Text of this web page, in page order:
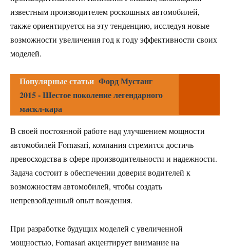
известным производителем роскошных автомобилей,
также ориентируется на эту тенденцию, исследуя новые
возможности увеличения год к году эффективности своих
моделей.
Популярные статьи Форд Мустанг
2015 - Шестое поколение легендарного
маскл-кара
В своей постоянной работе над улучшением мощности
автомобилей Fornasari, компания стремится достичь
превосходства в сфере производительности и надежности.
Задача состоит в обеспечении доверия водителей к
возможностям автомобилей, чтобы создать
непревзойденный опыт вождения.
При разработке будущих моделей с увеличенной
мощностью, Fornasari акцентирует внимание на